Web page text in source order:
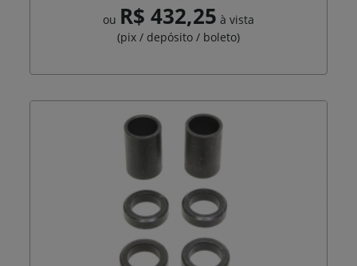
ou R$ 432,25 à vista
(pix / depósito / boleto)